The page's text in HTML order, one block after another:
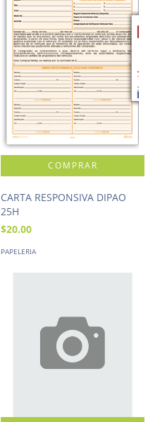
CARTA RESPONSIVA DIPAO
25H
$20.00
PAPELERIA